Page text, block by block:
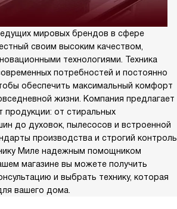
мировых брендов в сфере
своим высоким качеством,
технологиями. Техника
потребностей и постоянно
обеспечить максимальный комфорт
жизни. Компания предлагает
продукции: от стиральных
до духовок, пылесосов и встроенной
производства и строгий контроль
Миле надежным помощником
магазине вы можете получить
и выбрать технику, которая
вашего дома.